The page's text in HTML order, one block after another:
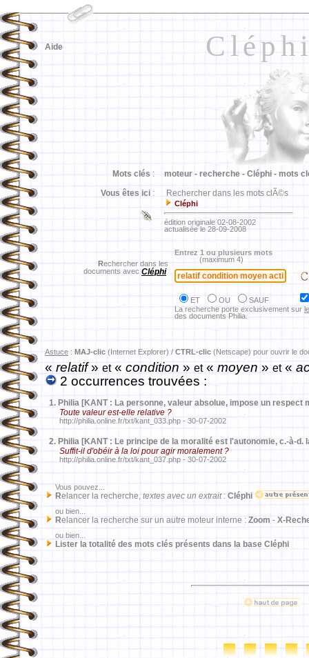
Aide
Mots clés : moteur - recherche - Cléphi - mots
Vous êtes ici : Rechercher dans les mots clÃ©s
Cléphi
édition originale 02-08-2002
actualisée le 28-09-2008
Rechercher dans les
documents avec Cléphi
Entrez 1 ou plusieurs mots
(maximum 4)
ET OU
SAUF
La recherche porte exclusivement sur
des documents Philia.
Astuce : MAJ-clic (Internet Explorer) / CTRL-clic (Netscape) pour ouvrir le
«relatif»et« condition » et« moyen » et«
2 occurrences trouvées :
1. Philia [KANT : La personne, valeur absolue, impose un respect
Toute valeur est-elle relative ?
http://philia.online.fr/txt/kant_033.php - 30-07-2002
2. Philia [KANT : Le principe de la moralité est l'autonomie, c.-à-d.
Suffit-il d'obéir à la loi pour agir moralement ?
http://philia.online.fr/txt/kant_037.php - 30-07-2002
Vous pouvez...
Relancer la recherche, textes avec un extrait: Cléphi
ou bien...
Relancer la recherche sur un autre moteur interne : Zoom - X-
ou bien...
Lister la totalité des mots clés présents dans la base Cléphi